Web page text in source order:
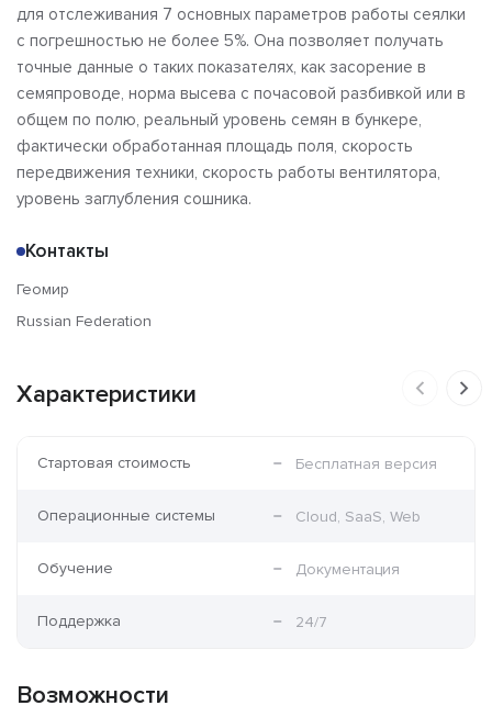
для отслеживания 7 основных параметров работы сеялки
с погрешностью не более 5%. Она позволяет получать
точные данные о таких показателях, как засорение в
семяпроводе, норма высева с почасовой разбивкой или в
общем по полю, реальный уровень семян в бункере,
фактически обработанная площадь поля, скорость
передвижения техники, скорость работы вентилятора,
уровень заглубления сошника.
Контакты
Геомир
Russian Federation
Характеристики
Стартовая стоимость Бесплатная версия
Операционные системы Cloud, SaaS, Web
Обучение Документация
Поддержка 24/7
Возможности